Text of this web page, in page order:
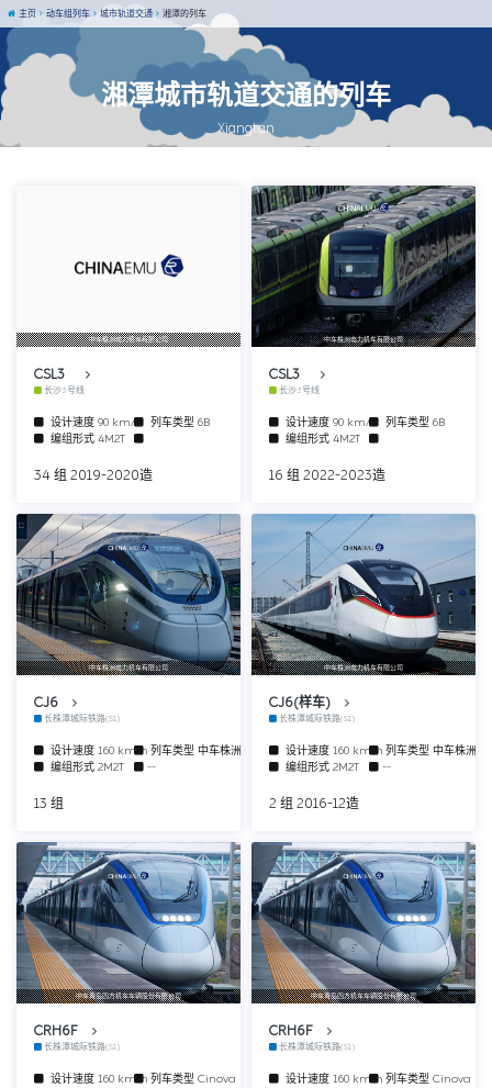
湘潭城市轨道交通的列车
Xiangtan
主页 动车组列车 城市轨道交通 湘潭的列车
中车株洲电力机车有限公司
CSL3
长沙3号线
设计速度 90 km/h 列车类型 6B
编组形式 4M2T
34 组 2019-2020造
中车株洲电力机车有限公司
CSL3
长沙3号线
设计速度 90 km/h 列车类型 6B
编组形式 4M2T
16 组 2022-2023造
中车株洲电力机车有限公司
CJ6
长株潭城际铁路(S1)
设计速度 160 km/h列车类型 中车株洲动车组
编组形式 2M2T --
13 组
中车株洲电力机车有限公司
CJ6(样车)
长株潭城际铁路(S1)
设计速度 160 km/h列车类型 中车株洲
编组形式 2M2T --
2 组 2016-12造
中车青岛四方机车车辆股份有限公司
CRH6F
长株潭城际铁路(S1)
设计速度 160 km/h列车类型 Cinova
中车青岛四方机车车辆股份有限公司
CRH6F
长株潭城际铁路(S1)
设计速度 160 km/h列车类型 Cinova